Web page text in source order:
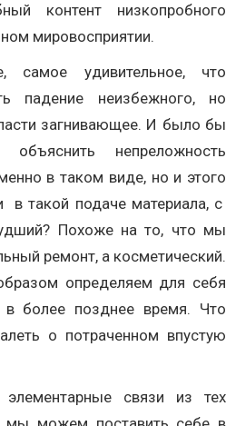
контент низкопробного
мировосприятии.
удивительное, что
падение неизбежного, но
загнивающее. И было бы
объяснить непреложность
в таком виде, но и этого
в такой подаче материала, с
Похоже на то, что мы
ремонт, а косметический.
определяем для себя
в более позднее время. Что
о потраченном впустую
связи из тех